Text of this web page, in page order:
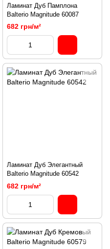
Ламинат Дуб Памплона
Balterio Magnitude 60087
682 грн/м²
Ламинат Дуб Элегантный
Balterio Magnitude 60542
682 грн/м²